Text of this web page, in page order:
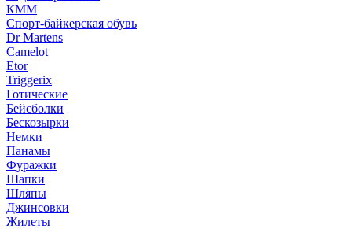
КММ
Спорт-байкерская обувь
Dr Martens
Camelot
Etor
Triggerix
Готические
Бейсболки
Бескозырки
Немки
Панамы
Фуражки
Шапки
Шляпы
Джинсовки
Жилеты